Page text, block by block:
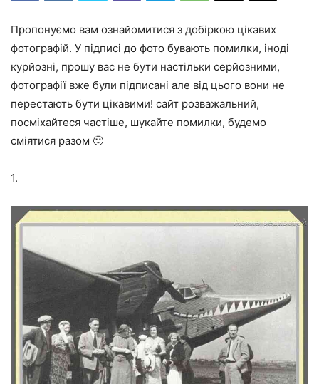
Пропонуємо вам ознайомитися з добіркою цікавих
фотографій. У підписі до фото бувають помилки, іноді
курйозні, прошу вас не бути настільки серйозними,
фотографії вже були підписані але від цього вони не
перестають бути цікавими! сайт розважальний,
посміхайтеся частіше, шукайте помилки, будемо
сміятися разом 🙂
1.